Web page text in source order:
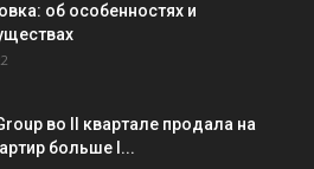
об особенностях и
во II квартале продала на
больше I...